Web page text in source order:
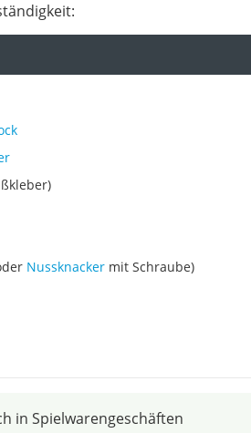
Nussknackermit Schraube)
in Spielwarengeschäften